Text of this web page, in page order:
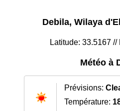
Debila, Wilaya
Latitude: 33.5167
Météo à
Prévisions:
Température: